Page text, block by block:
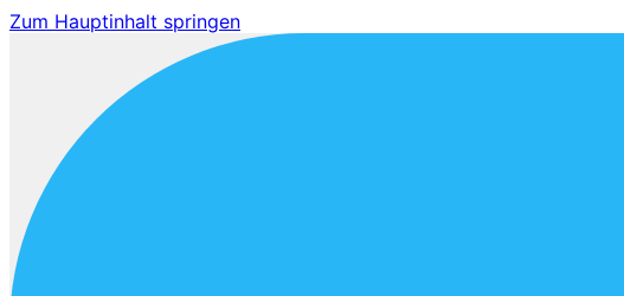
Zum Hauptinhalt springen